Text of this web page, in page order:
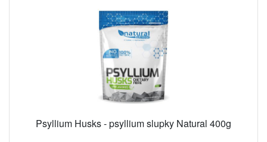
Psyllium Husks - psyllium slupky Natural 400g